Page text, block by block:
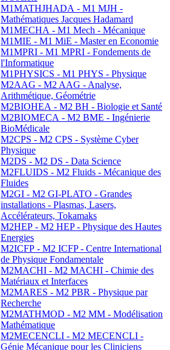
M1MATHJHADA - M1 MJH -
Mathématiques Jacques Hadamard
M1MECHA - M1 Mech - Mécanique
M1MIE - M1 MiE - Master en Economie
M1MPRI - M1 MPRI - Fondements de
l'Informatique
M1PHYSICS - M1 PHYS - Physique
M2AAG - M2 AAG - Analyse,
Arithmétique, Géométrie
M2BIOHEA - M2 BH - Biologie et Santé
M2BIOMECA - M2 BME - Ingénierie
BioMédicale
M2CPS - M2 CPS - Système Cyber
Physique
M2DS - M2 DS - Data Science
M2FLUIDS - M2 Fluids - Mécanique des
Fluides
M2GI - M2 GI-PLATO - Grandes
installations - Plasmas, Lasers,
Accélérateurs, Tokamaks
M2HEP - M2 HEP - Physique des Hautes
Energies
M2ICFP - M2 ICFP - Centre International
de Physique Fondamentale
M2MACHI - M2 MACHI - Chimie des
Matériaux et Interfaces
M2MARES - M2 PBR - Physique par
Recherche
M2MATHMOD - M2 MM - Modélisation
Mathématique
M2MECENCLI - M2 MECENCLI -
Génie Mécanique pour les Cliniciens